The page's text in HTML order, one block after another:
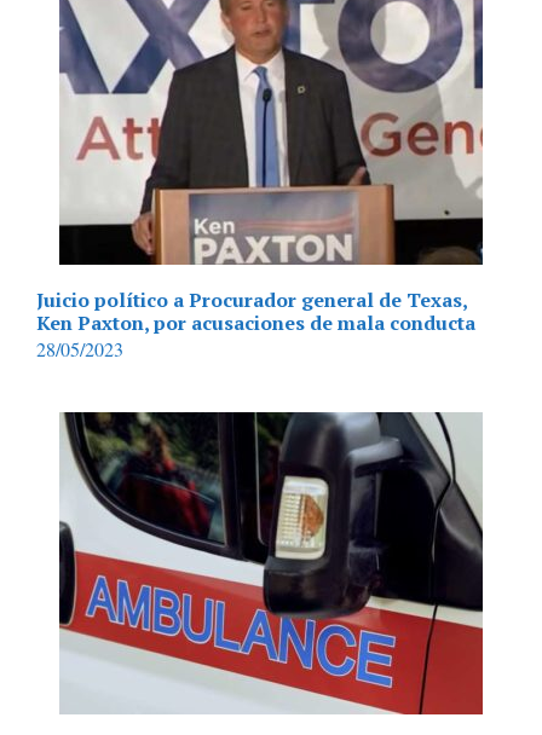
Juicio político a Procurador general de Texas,
Ken Paxton, por acusaciones de mala conducta
28/05/2023